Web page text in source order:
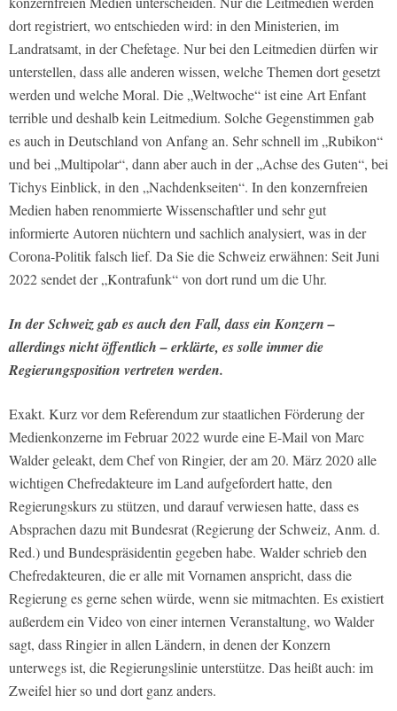
dort registriert, wo entschieden wird: in den Ministerien, im
Landratsamt, in der Chefetage. Nur bei den Leitmedien dürfen wir
unterstellen, dass alle anderen wissen, welche Themen dort gesetzt
werden und welche Moral. Die „Weltwoche“ ist eine Art Enfant
terrible und deshalb kein Leitmedium. Solche Gegenstimmen gab
es auch in Deutschland von Anfang an. Sehr schnell im „Rubikon“
und bei „Multipolar“, dann aber auch in der „Achse des Guten“, bei
Tichys Einblick, in den „Nachdenkseiten“. In den konzernfreien
Medien haben renommierte Wissenschaftler und sehr gut
informierte Autoren nüchtern und sachlich analysiert, was in der
Corona-Politik falsch lief. Da Sie die Schweiz erwähnen: Seit Juni
2022 sendet der „Kontrafunk“ von dort rund um die Uhr.
In der Schweiz gab es auch den Fall, dass ein Konzern –
allerdings nicht öffentlich – erklärte, es solle immer die
Regierungsposition vertreten werden.
Exakt. Kurz vor dem Referendum zur staatlichen Förderung der
Medienkonzerne im Februar 2022 wurde eine E-Mail von Marc
Walder geleakt, dem Chef von Ringier, der am 20. März 2020 alle
wichtigen Chefredakteure im Land aufgefordert hatte, den
Regierungskurs zu stützen, und darauf verwiesen hatte, dass es
Absprachen dazu mit Bundesrat (Regierung der Schweiz, Anm. d.
Red.) und Bundespräsidentin gegeben habe. Walder schrieb den
Chefredakteuren, die er alle mit Vornamen anspricht, dass die
Regierung es gerne sehen würde, wenn sie mitmachten. Es existiert
außerdem ein Video von einer internen Veranstaltung, wo Walder
sagt, dass Ringier in allen Ländern, in denen der Konzern
unterwegs ist, die Regierungslinie unterstütze. Das heißt auch: im
Zweifel hier so und dort ganz anders.